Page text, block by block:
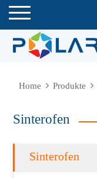
Home Produkte
Sinterofen
Sinterofen